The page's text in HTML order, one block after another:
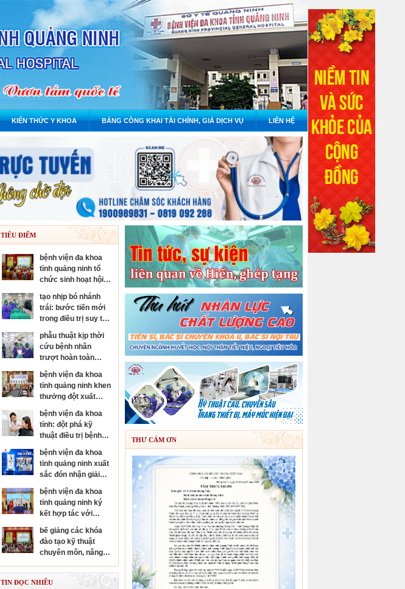
KIẾN THỨC Y KHOA BẢNG CÔNG KHAI TÀI CHÍNH, GIÁ DỊCH VỤ LIÊN HỆ
TIÊU ĐIỂM
bệnh viện đa khoa
tỉnh quảng ninh tổ
chức sinh hoạt hội
đồng người bệnh
cấp bệnh viện
tạo nhịp bó nhánh
trái: bước tiến mới
trong điều trị suy tim
và rối loạn nhịp tim
phẫu thuật kịp thời
cứu bệnh nhân
trượt hoàn toàn
thân đốt sống, sốc
tủy nặng
bệnh viện đa khoa
tỉnh quảng ninh khen
thưởng đột xuất
đơn nguyên đột quỵ
đạt danh hiệu kim
cương của hội đột
quỵ thế giới
bệnh viện đa khoa
tỉnh: đột phá kỹ
thuật điều trị bệnh
da liễu
bệnh viện đa khoa
tỉnh quảng ninh xuất
sắc đón nhận giải
thưởng kim cương
của hội đột quỵ thế
giới
bệnh viện đa khoa
tỉnh quảng ninh ký
kết hợp tác với
bệnh viện mắt trung
ương, phát triển
chuyên sâu chuyên
ngành nhãn khoa
bế giảng các khóa
đào tạo kỹ thuật
chuyên môn, nâng
sở
TIN ĐỌC NHIỀU
THƯ CẢM ƠN